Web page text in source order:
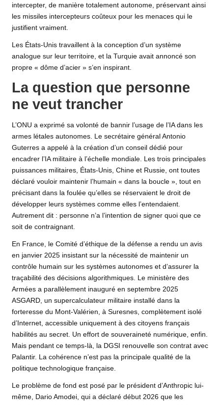
intercepter, de manière totalement autonome, préservant ainsi
les missiles intercepteurs coûteux pour les menaces qui le
justifient vraiment.
Les États-Unis travaillent à la conception d’un système
analogue sur leur territoire, et la Turquie avait annoncé son
propre « dôme d’acier » s’en inspirant.
La question que personne
ne veut trancher
L’ONU a exprimé sa volonté de bannir l’usage de l’IA dans les
armes létales autonomes. Le secrétaire général Antonio
Guterres a appelé à la création d’un conseil dédié pour
encadrer l’IA militaire à l’échelle mondiale. Les trois principales
puissances militaires, États-Unis, Chine et Russie, ont toutes
déclaré vouloir maintenir l’humain « dans la boucle », tout en
précisant dans la foulée qu’elles se réservaient le droit de
développer leurs systèmes comme elles l’entendaient.
Autrement dit : personne n’a l’intention de signer quoi que ce
soit de contraignant.
En France, le Comité d’éthique de la défense a rendu un avis
en janvier 2025 insistant sur la nécessité de maintenir un
contrôle humain sur les systèmes autonomes et d’assurer la
traçabilité des décisions algorithmiques. Le ministère des
Armées a parallèlement inauguré en septembre 2025
ASGARD, un supercalculateur militaire installé dans la
forteresse du Mont-Valérien, à Suresnes, complètement isolé
d’Internet, accessible uniquement à des citoyens français
habilités au secret. Un effort de souveraineté numérique, enfin.
Mais pendant ce temps-là, la DGSI renouvelle son contrat avec
Palantir. La cohérence n’est pas la principale qualité de la
politique technologique française.
Le problème de fond est posé par le président d’Anthropic lui-
même, Dario Amodei, qui a déclaré début 2026 que les